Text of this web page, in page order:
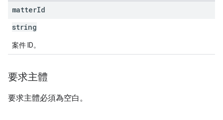
matterId
string
案件 ID。
要求主體
要求主體必須為空白。